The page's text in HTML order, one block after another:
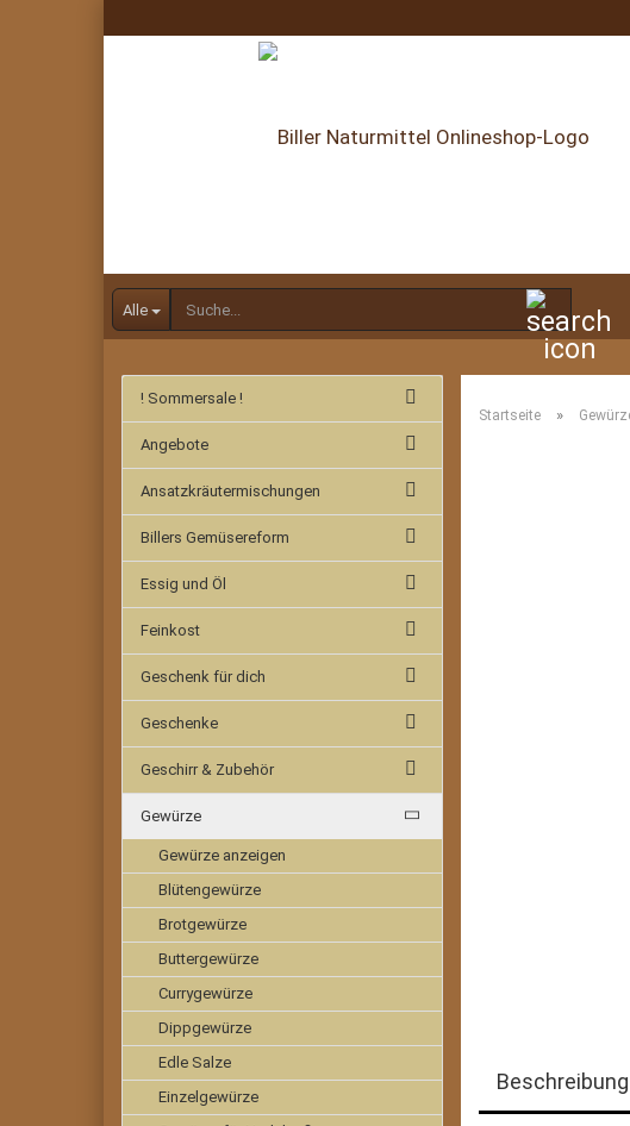
Alle
Startseite »
Beschreibung
! Sommersale !
Angebote
Ansatzkräutermischungen
Billers Gemüsereform
Essig und Öl
Feinkost
Geschenk für dich
Geschenke
Geschirr & Zubehör
Gewürze
Gewürze anzeigen
Blütengewürze
Brotgewürze
Buttergewürze
Currygewürze
Dippgewürze
Edle Salze
Einzelgewürze